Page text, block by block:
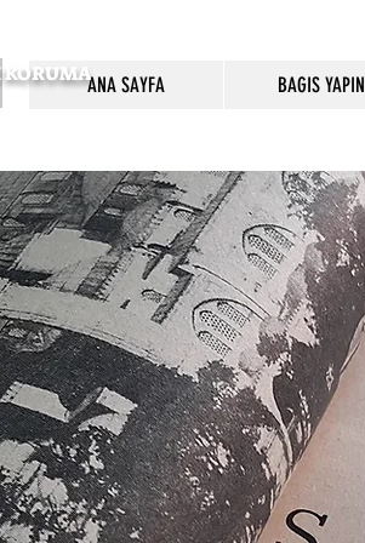
KORUMAANA SAYFA BAGIS YAPIN